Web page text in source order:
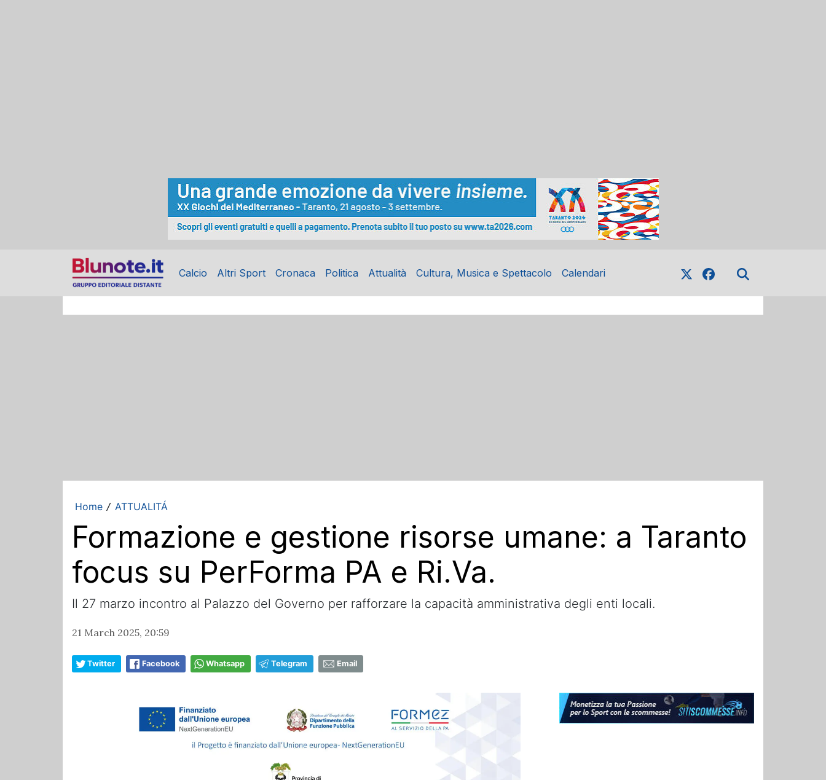
Calcio Altri Sport Cronaca Politica Attualità Cultura, Musica e Spettacolo Calendari
Home / ATTUALITÁ
Formazione e gestione risorse umane: a Taranto
focus su PerForma PA e Ri.Va.
Il 27 marzo incontro al Palazzo del Governo per rafforzare la capacità amministrativa degli enti locali.
21 March 2025, 20:59
Twitter Facebook Whatsapp Telegram Email